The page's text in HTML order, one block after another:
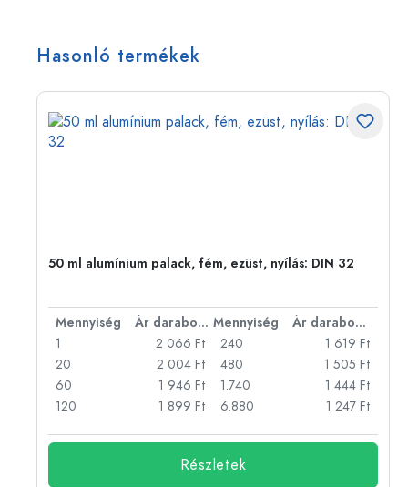
Hasonló termékek
50 ml alumínium palack, fém, ezüst, nyílás: DIN 32
Mennyiség Ár darabonként Mennyiség
Ár darabonként
1
2 066 Ft
20
2 004 Ft
60
1 946 Ft
120
1 899 Ft
240
1 619 Ft
480
1 505 Ft
1.740
1 444 Ft
6.880
1 247 Ft
Részletek